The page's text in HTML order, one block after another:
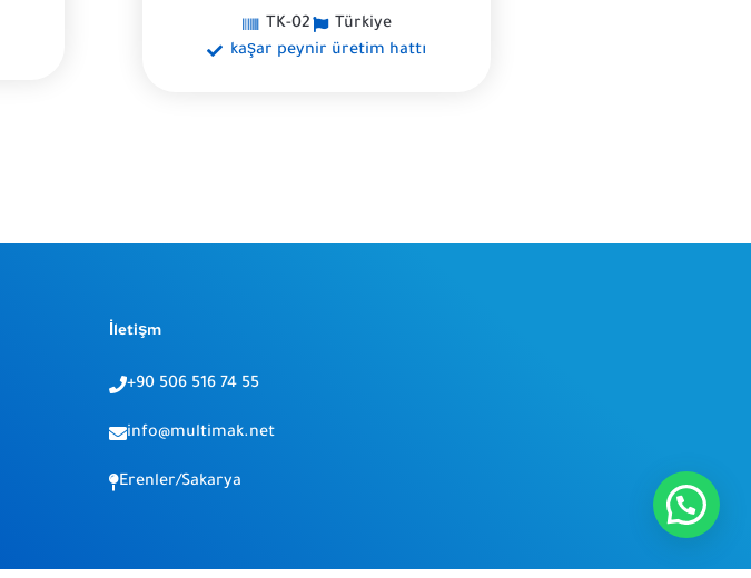
TK-02
Türkiye
kaşar peynir üretim hattı
İletişm
+90 506 516 74 55
info@multimak.net
Erenler/Sakarya